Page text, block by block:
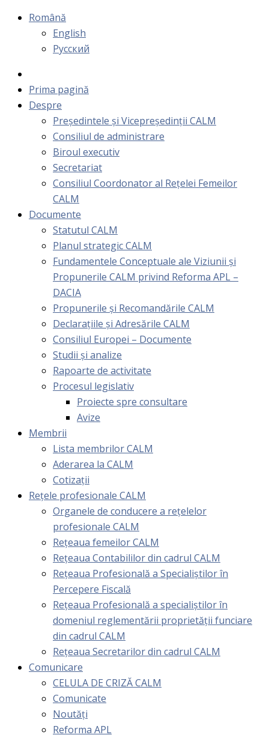
Română
English
Русский
Prima pagină
Despre
Președintele și Vicepreședinții CALM
Consiliul de administrare
Biroul executiv
Secretariat
Consiliul Coordonator al Rețelei Femeilor
CALM
Documente
Statutul CALM
Planul strategic CALM
Fundamentele Conceptuale ale Viziunii și
Propunerile CALM privind Reforma APL –
DACIA
Propunerile și Recomandările CALM
Declarațiile și Adresările CALM
Consiliul Europei – Documente
Studii și analize
Rapoarte de activitate
Procesul legislativ
Proiecte spre consultare
Avize
Membrii
Lista membrilor CALM
Aderarea la CALM
Cotizaţii
Rețele profesionale CALM
Organele de conducere a rețelelor
profesionale CALM
Rețeaua femeilor CALM
Rețeaua Contabililor din cadrul CALM
Rețeaua Profesională a Specialiștilor în
Percepere Fiscală
Reţeaua Profesională a specialiştilor în
domeniul reglementării proprietăţii funciare
din cadrul CALM
Rețeaua Secretarilor din cadrul CALM
Comunicare
CELULA DE CRIZĂ CALM
Comunicate
Noutăți
Reforma APL